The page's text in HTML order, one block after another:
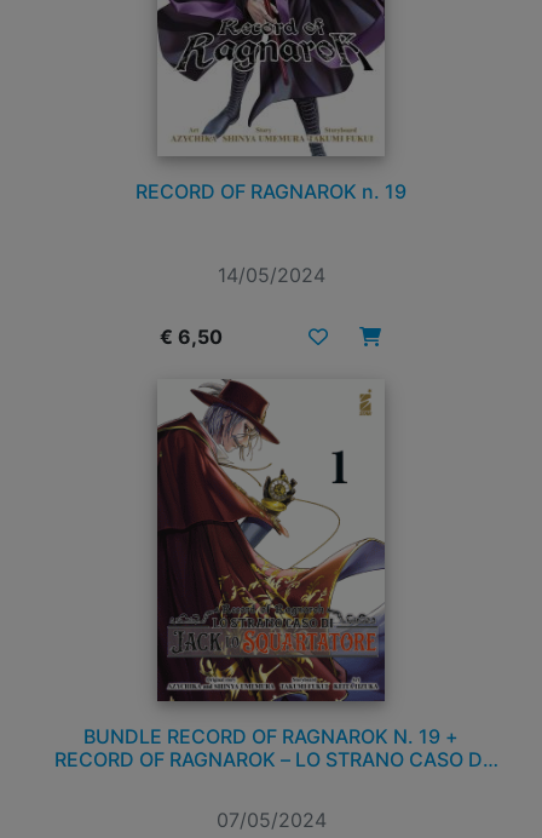
RECORD OF RAGNAROK n. 19
14/05/2024
€ 6,50
BUNDLE RECORD OF RAGNAROK N. 19 +
RECORD OF RAGNAROK – LO STRANO CASO DI
07/05/2024